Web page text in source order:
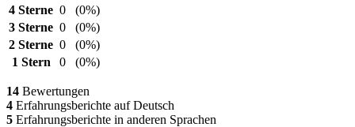
4 Sterne 0
(0%)
3 Sterne 0
(0%)
2 Sterne 0
(0%)
1 Stern
0 (0%)
14 Bewertungen
4 Erfahrungsberichte auf Deutsch
5 Erfahrungsberichte in anderen Sprachen